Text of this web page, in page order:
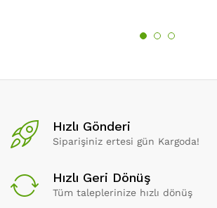
Hızlı Gönderi
Siparişiniz ertesi gün Kargoda!
Hızlı Geri Dönüş
Tüm taleplerinize hızlı dönüş